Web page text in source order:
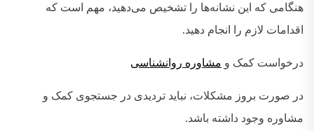
هنگامی که این نشانه‌ها را تشخیص می‌دهید، مهم است که
اقدامات لازم را انجام دهید.
درخواست کمک و مشاوره روانشناسی
در صورت بروز مشکلات، نباید تردیدی در جستجوی کمک و
مشاوره وجود داشته باشد.